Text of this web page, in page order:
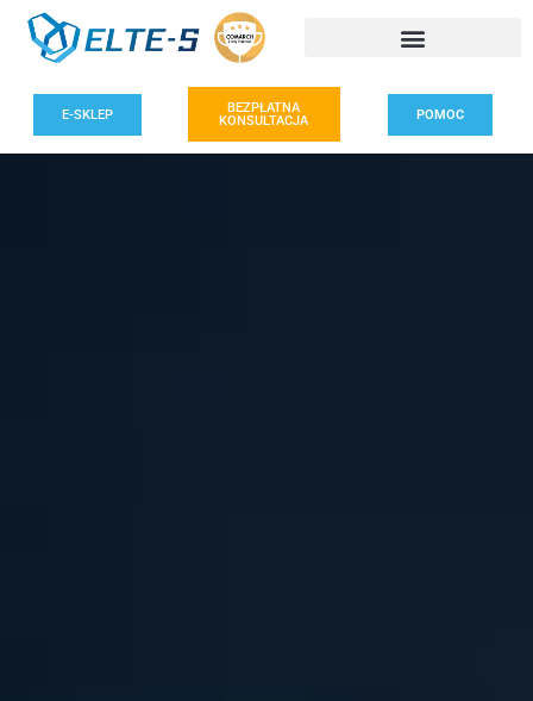
E-SKLEP
BEZPŁATNA
KONSULTACJA
POMOC